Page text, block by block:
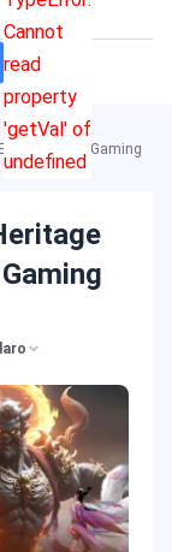
Cannot
read
property
'getVal' of
undefined
na may Gaming